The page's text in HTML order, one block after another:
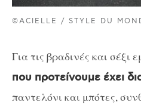
©ACIELLE / STYLE DU
Για τις βραδινές και σέξι
που προτείνουμε έχει
παντελόνι και μπότες,